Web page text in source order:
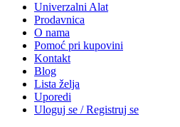
Univerzalni Alat
Prodavnica
O nama
Pomoć pri kupovini
Kontakt
Blog
Lista želja
Uporedi
Uloguj se / Registruj se